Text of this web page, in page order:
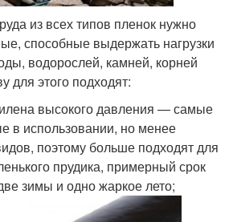
из всех типов пленок нужно
способные выдержать нагрузки
водорослей, камней, корней
для этого подходят:
высокого давления — самые
в использовании, но менее
поэтому больше подходят для
прудика, примерный срок
зимы и одно жаркое лето;